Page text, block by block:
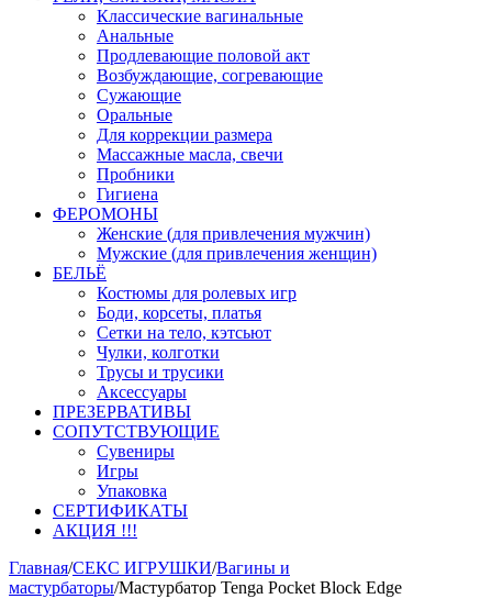
Классические вагинальные
Анальные
Продлевающие половой акт
Возбуждающие, согревающие
Сужающие
Оральные
Для коррекции размера
Массажные масла, свечи
Пробники
Гигиена
ФЕРОМОНЫ
Женские (для привлечения мужчин)
Мужские (для привлечения женщин)
БЕЛЬЁ
Костюмы для ролевых игр
Боди, корсеты, платья
Сетки на тело, кэтсьют
Чулки, колготки
Трусы и трусики
Аксессуары
ПРЕЗЕРВАТИВЫ
СОПУТСТВУЮЩИЕ
Сувениры
Игры
Упаковка
СЕРТИФИКАТЫ
АКЦИЯ !!!
Главная/СЕКС ИГРУШКИ/Вагины и
мастурбаторы/Мастурбатор Tenga Pocket Block Edge